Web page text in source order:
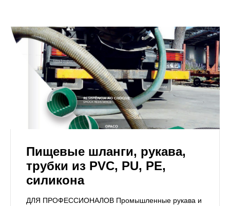
Пищевые шланги, рукава,
трубки из PVC, PU, PE,
силикона
ДЛЯ ПРОФЕССИОНАЛОВ Промышленные рукава и